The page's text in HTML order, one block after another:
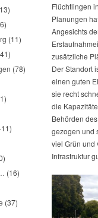
(11)
(78)
(16)
(37)
Flüchtlingen
Planungen
Angesichts
zusätzliche
Der Standort
einen guten
sie recht
die
Behörden
gezogen und
viel Grün und
Infrastruktur